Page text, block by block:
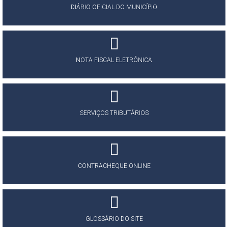
DIÁRIO OFICIAL DO MUNICÍPIO
NOTA FISCAL ELETRÔNICA
SERVIÇOS TRIBUTÁRIOS
CONTRACHEQUE ONLINE
GLOSSÁRIO DO SITE